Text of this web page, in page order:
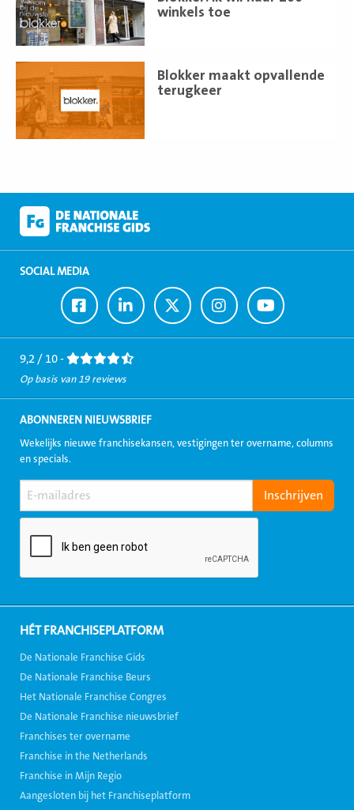
winkels toe
Blokker maakt opvallende
terugkeer
meer
SOCIAL MEDIA
Ga
naar
Facebook
Ga
naar
LinkedIn
Ga
naar
Twitter
Ga
naar
Instagram
Ga
naar
Youtube
9,2 / 10 -
Op basis van 19 reviews
ABONNEREN NIEUWSBRIEF
Wekelijks nieuwe franchisekansen, vestigingen ter overname, columns
en specials.
HÉT FRANCHISEPLATFORM
De Nationale Franchise Gids
De Nationale Franchise Beurs
Het Nationale Franchise Congres
De Nationale Franchise nieuwsbrief
Franchises ter overname
Franchise in the Netherlands
Franchise in Mijn Regio
Aangesloten bij het Franchiseplatform